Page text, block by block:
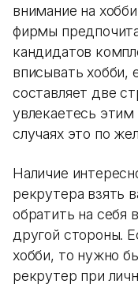
внимание на
фирмы
кандидатов
вписывать
составляет две
увлекаетесь
случаях это по
Наличие
рекрутера взять
обратить на себя
другой стороны.
хобби, то нужно
рекрутер при